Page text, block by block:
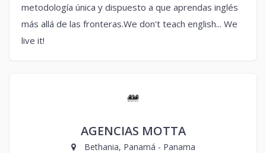
metodología única y dispuesto a que aprendas inglés
más allá de las fronteras.We don't teach english... We
live it!
AGENCIAS MOTTA
Bethania, Panamá - Panama